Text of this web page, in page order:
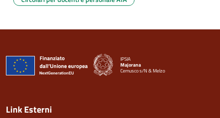
IPSIA
Majorana
Cernusco s/N & Melzo
Link Esterni